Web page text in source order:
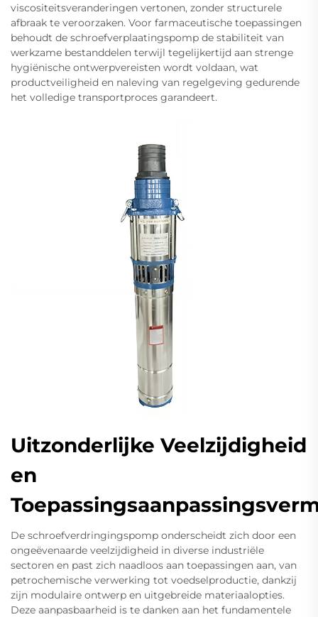
viscositeitsveranderingen vertonen, zonder structurele
afbraak te veroorzaken. Voor farmaceutische toepassingen
behoudt de schroefverplaatingspomp de stabiliteit van
werkzame bestanddelen terwijl tegelijkertijd aan strenge
hygiënische ontwerpvereisten wordt voldaan, wat
productveiligheid en naleving van regelgeving gedurende
het volledige transportproces garandeert.
Uitzonderlijke Veelzijdigheid
en
De schroefverdringingspomp onderscheidt zich door een
ongeëvenaarde veelzijdigheid in diverse industriële
sectoren en past zich naadloos aan toepassingen aan, van
petrochemische verwerking tot voedselproductie, dankzij
zijn modulaire ontwerp en uitgebreide materiaalopties.
Deze aanpasbaarheid is te danken aan het fundamentele